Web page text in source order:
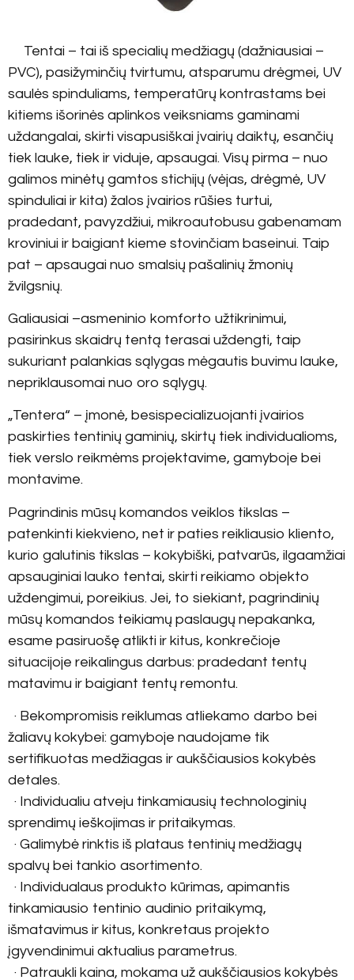
Tentai – tai iš specialių medžiagų (dažniausiai –
PVC), pasižyminčių tvirtumu, atsparumu drėgmei, UV
saulės spinduliams, temperatūrų kontrastams bei
kitiems išorinės aplinkos veiksniams gaminami
uždangalai, skirti visapusiškai įvairių daiktų, esančių
tiek lauke, tiek ir viduje, apsaugai. Visų pirma – nuo
galimos minėtų gamtos stichijų (vėjas, drėgmė, UV
spinduliai ir kita) žalos įvairios rūšies turtui,
pradedant, pavyzdžiui, mikroautobusu gabenamam
kroviniui ir baigiant kieme stovinčiam baseinui. Taip
pat – apsaugai nuo smalsių pašalinių žmonių
žvilgsnių.
Galiausiai –asmeninio komforto užtikrinimui,
pasirinkus skaidrų tentą terasai uždengti, taip
sukuriant palankias sąlygas mėgautis buvimu lauke,
nepriklausomai nuo oro sąlygų.
„Tentera“ – įmonė, besispecializuojanti įvairios
paskirties tentinių gaminių, skirtų tiek individualioms,
tiek verslo reikmėms projektavime, gamyboje bei
montavime.
Pagrindinis mūsų komandos veiklos tikslas –
patenkinti kiekvieno, net ir paties reikliausio kliento,
kurio galutinis tikslas – kokybiški, patvarūs, ilgaamžiai
apsauginiai lauko tentai, skirti reikiamo objekto
uždengimui, poreikius. Jei, to siekiant, pagrindinių
mūsų komandos teikiamų paslaugų nepakanka,
esame pasiruošę atlikti ir kitus, konkrečioje
situacijoje reikalingus darbus: pradedant tentų
matavimu ir baigiant tentų remontu.
· Bekompromisis reiklumas atliekamo darbo bei
žaliavų kokybei: gamyboje naudojame tik
sertifikuotas medžiagas ir aukščiausios kokybės
detales.
· Individualiu atveju tinkamiausių technologinių
sprendimų ieškojimas ir pritaikymas.
· Galimybė rinktis iš plataus tentinių medžiagų
spalvų bei tankio asortimento.
· Individualaus produkto kūrimas, apimantis
tinkamiausio tentinio audinio pritaikymą,
išmatavimus ir kitus, konkretaus projekto
įgyvendinimui aktualius parametrus.
· Patraukli kaina, mokama už aukščiausios kokybės